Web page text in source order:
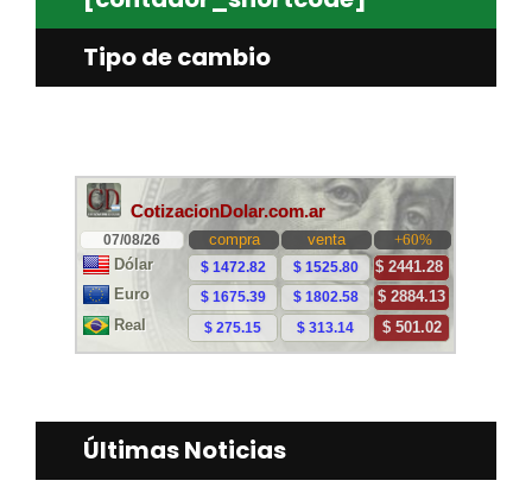
Tipo de cambio
Últimas Noticias